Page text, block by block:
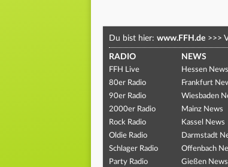
Du bist hier: www.FFH.de >>>
RADIO
FFH Live
80er Radio
90er Radio
2000er Radio
Rock Radio
Oldie Radio
Schlager Radio
Party Radio
NEWS
Hessen News
Frankfurt
Wiesbaden
Mainz News
Kassel News
Darmstadt
Offenbach
Gießen News